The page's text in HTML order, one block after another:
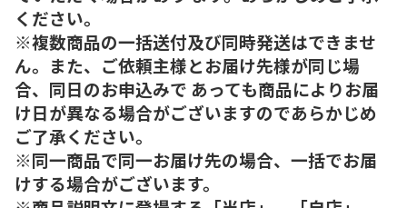
ください。
※複数商品の一括送付及び同時発送はできませ
ん。また、ご依頼主様とお届け先様が同じ場
合、同日のお申込みで あっても商品によりお届
け日が異なる場合がございますのであらかじめ
ご了承ください。
※同一商品で同一お届け先の場合、一括でお届
けする場合がございます。